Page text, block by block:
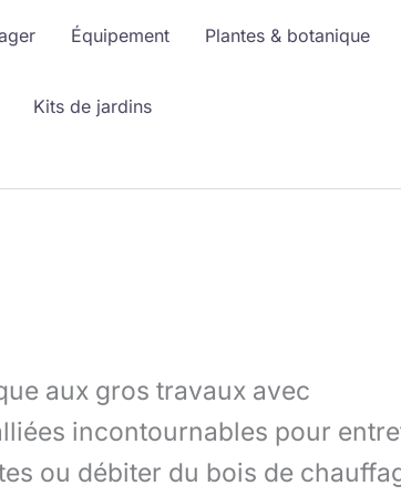
Équipement Plantes & botanique
Kits de jardins
aux gros travaux avec
incontournables pour
ou débiter du bois de